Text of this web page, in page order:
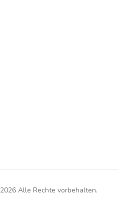
2026Alle Rechte vorbehalten.